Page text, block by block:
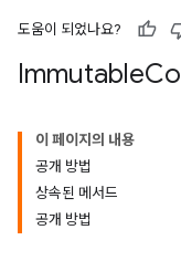
도움이 되었나요?
Immutable
이 페이지의 내용
공개 방법
상속된 메서드
공개 방법